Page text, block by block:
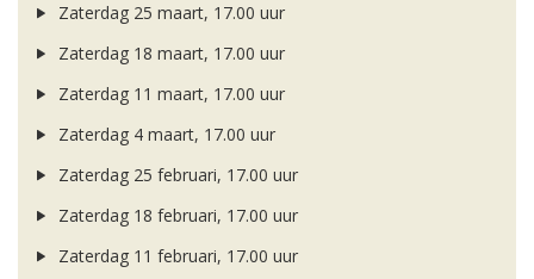
Zaterdag 25 maart, 17.00 uur
Zaterdag 18 maart, 17.00 uur
Zaterdag 11 maart, 17.00 uur
Zaterdag 4 maart, 17.00 uur
Zaterdag 25 februari, 17.00 uur
Zaterdag 18 februari, 17.00 uur
Zaterdag 11 februari, 17.00 uur